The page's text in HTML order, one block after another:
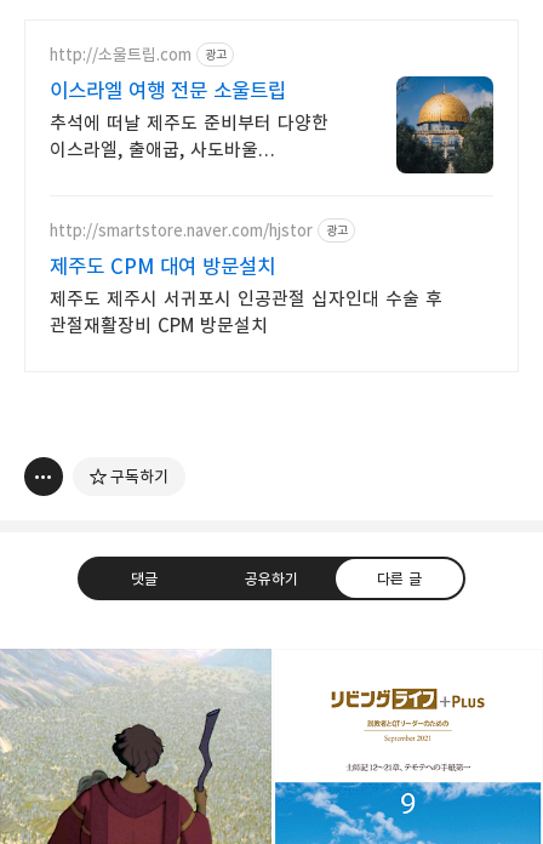
http://소울트립.com 광고
이스라엘 여행 전문 소울트립
추석에 떠날 제주도 준비부터 다양한
이스라엘, 출애굽, 사도바울
http://smartstore.naver.com/hjstor 광고
제주도 CPM 대여 방문설치
제주도 제주시 서귀포시 인공관절 십자인대 수술 후
관절재활장비 CPM 방문설치
구독하기
댓글 공유하기 다른 글
thebravepost.com
bravesjb@gmail.com, South Korea, Since 2004
구독하기
구독하기 카카오톡 라인